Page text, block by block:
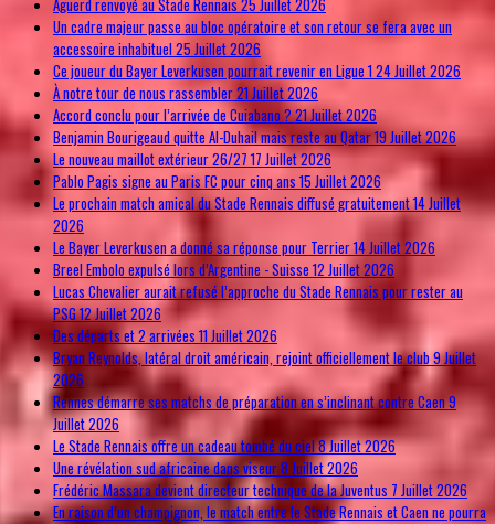
Un cadre majeur passe au bloc opératoire et son retour se fera avec un
accessoire inhabituel25 Juillet 2026
Ce joueur du Bayer Leverkusen pourrait revenir en Ligue 124 Juillet 2026
À notre tour de nous rassembler21 Juillet 2026
Accord conclu pour l’arrivée de Cuiabano ?21 Juillet 2026
Benjamin Bourigeaud quitte Al-Duhail mais reste au Qatar19 Juillet 2026
Le nouveau maillot extérieur 26/2717 Juillet 2026
Pablo Pagis signe au Paris FC pour cinq ans15 Juillet 2026
Le prochain match amical du Stade Rennais diffusé gratuitement14 Juillet
2026
Le Bayer Leverkusen a donné sa réponse pour Terrier14 Juillet 2026
Breel Embolo expulsé lors d’Argentine - Suisse 12 Juillet 2026
Lucas Chevalier aurait refusé l’approche du Stade Rennais pour rester au
PSG12 Juillet 2026
Des départs et 2 arrivées11 Juillet 2026
Bryan Reynolds, latéral droit américain, rejoint officiellement le club9 Juillet
2026
Rennes démarre ses matchs de préparation en s’inclinant contre Caen9
Juillet 2026
Le Stade Rennais offre un cadeau tombé du ciel8 Juillet 2026
Une révélation sud africaine dans viseur8 Juillet 2026
Frédéric Massara devient directeur technique de la Juventus 7 Juillet 2026
En raison d’un champignon, le match entre le Stade Rennais et Caen ne pourra